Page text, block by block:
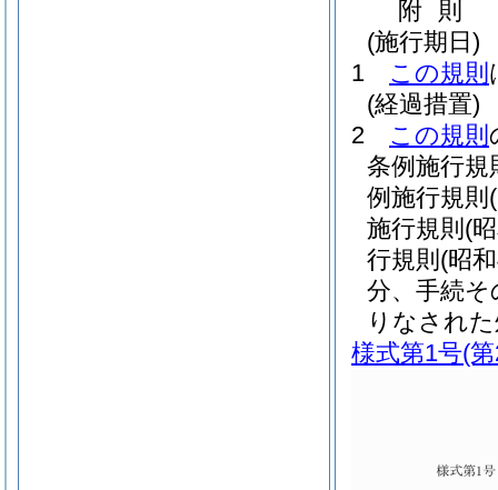
附 則
(施行期日)
1
この規則
(経過措置)
2
この規則
条例施行規
例施行規則
施行規則 (
行規則 (昭
分、手続
りなされ
様式第1号(